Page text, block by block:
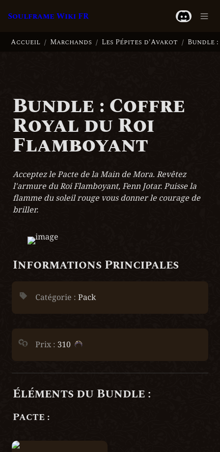
Soulframe Wiki FR
Accueil / Marchands / Les Pépites d'Avakot /
Bundle : Coffre
Royal du Roi
Flamboyant
Acceptez le Pacte de la Main de Mora. Revêtez
l'armure du Roi Flamboyant, Fenn Jotar. Puisse la
flamme du soleil rouge vous donner le courage de
briller.
Informations Principales
Catégorie : Pack
Prix : 310
Éléments du Bundle :
Pacte :
Main de Mora